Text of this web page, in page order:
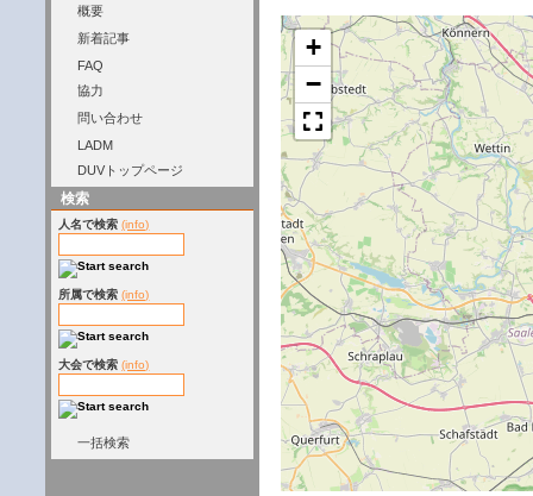
概要
新着記事
FAQ
協力
問い合わせ
LADM
DUVトップページ
検索
人名で検索 (info)
所属で検索 (info)
大会で検索 (info)
一括検索
+
−